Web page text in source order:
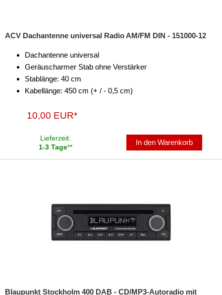
ACV Dachantenne universal Radio AM/FM DIN - 151000-12
Dachantenne universal
Geräuscharmer Stab ohne Verstärker
Stablänge: 40 cm
Kabellänge: 450 cm (+ / - 0,5 cm)
10,00 EUR*
Lieferzeit:
1-3 Tage**
In den Warenkorb
Blaupunkt Stockholm 400 DAB - CD/MP3-Autoradio mit